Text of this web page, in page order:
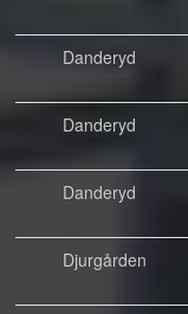
Danderyd
Danderyd
Danderyd
Djurgården